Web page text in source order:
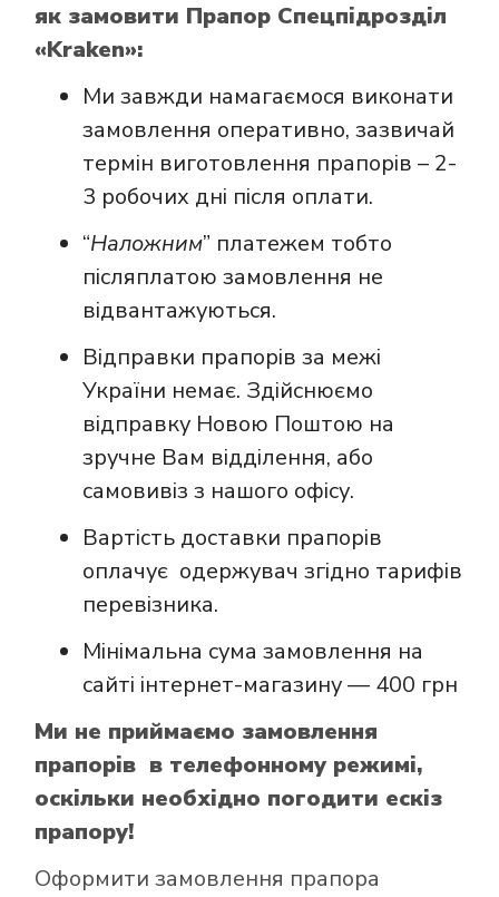
як замовити Прапор Спецпідрозділ
«Kraken»:
Ми завжди намагаємося виконати
замовлення оперативно, зазвичай
термін виготовлення прапорів – 2-
3 робочих дні після оплати.
“Наложним” платежем тобто
післяплатою замовлення не
відвантажуються.
Відправки прапорів за межі
України немає. Здійснюємо
відправку Новою Поштою на
зручне Вам відділення, або
самовивіз з нашого офісу.
Вартість доставки прапорів
оплачує одержувач згідно тарифів
перевізника.
Мінімальна сума замовлення на
сайті інтернет-магазину — 400 грн
Ми не приймаємо замовлення
прапорів в телефонному режимі,
оскільки необхідно погодити ескіз
прапору!
Оформити замовлення прапора